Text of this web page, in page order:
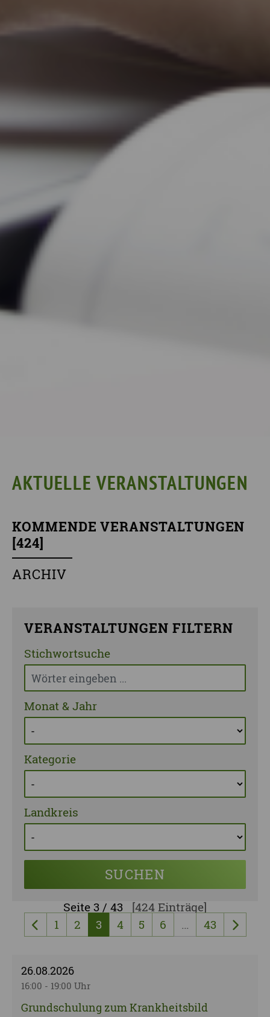
AKTUELLE VERANSTALTUNGEN
KOMMENDE VERANSTALTUNGEN
[424]
ARCHIV
VERANSTALTUNGEN FILTERN
Stichwortsuche
Monat & Jahr
Kategorie
Landkreis
SUCHEN
Seite 3 / 43
[424 Einträge]
vorherige Seite
1 2 3 4 5 6 … 43
26.08.2026
16:00 - 19:00 Uhr
Grundschulung zum Krankheitsbild